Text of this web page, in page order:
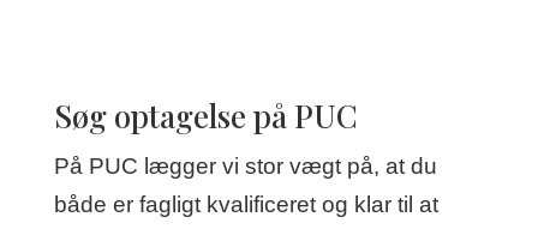
Søg optagelse på PUC
På PUC lægger vi stor vægt på, at du
både er fagligt kvalificeret og klar til at